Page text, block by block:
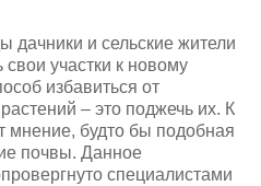
дачники и сельские жители
участки к новому
избавиться от
– это поджечь их. К
мнение, будто бы подобная
почвы. Данное
специалистами